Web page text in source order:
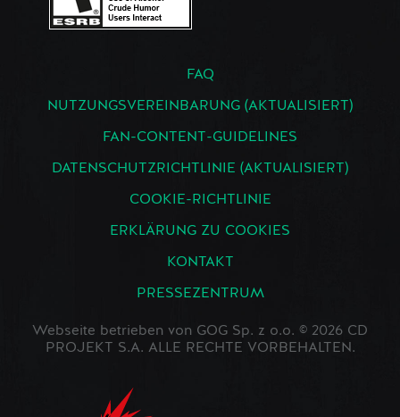
FAQ
NUTZUNGSVEREINBARUNG (AKTUALISIERT)
FAN-CONTENT-GUIDELINES
DATENSCHUTZRICHTLINIE (AKTUALISIERT)
COOKIE-RICHTLINIE
ERKLÄRUNG ZU COOKIES
KONTAKT
PRESSEZENTRUM
Webseite betrieben von GOG Sp. z o.o. © 2026 CD
PROJEKT S.A. ALLE RECHTE VORBEHALTEN.